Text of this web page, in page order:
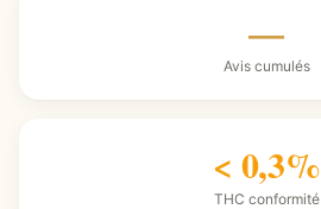
—
Avis cumulés
< 0,3%
THC conformité